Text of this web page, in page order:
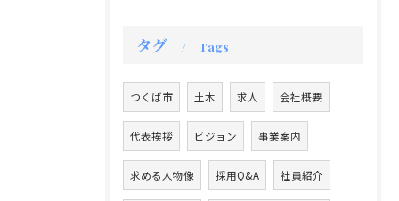
タグ Tags
つくば市 土木 求人 会社概要
代表挨拶 ビジョン 事業案内
求める人物像 採用Q&A 社員紹介